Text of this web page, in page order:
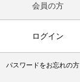
会員の方
ログイン
パスワードをお忘れの方